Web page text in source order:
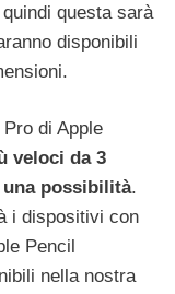
quindi questa sarà
disponibili
di Apple
veloci da 3
una possibilità.
i dispositivi con
Pencil
nella nostra